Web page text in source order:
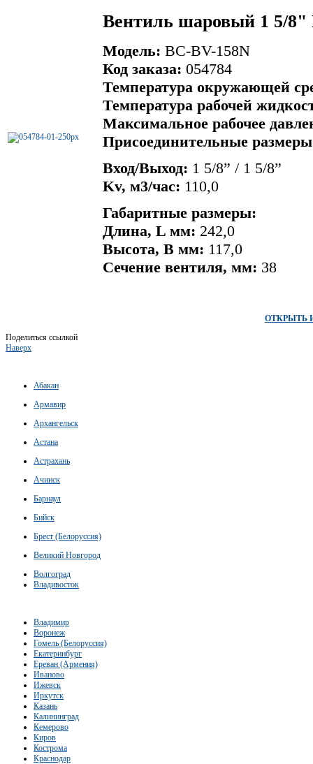
Вентиль шаровый 1 5/8"
Модель: BC-BV-158N
Код заказа: 054784
Температура окружающей
Температура рабочей
Максимальное рабочее
Присоединительные
Вход/Выход: 1 5/8” / 1 5/8”
Kv, м3/час: 110,0
Габаритные размеры:
Длина, L мм: 242,0
Высота, B мм: 117,0
Сечение вентиля, мм: 38
ОТКРЫТЬ
Поделиться ссылкой
Наверх
Абакан
Армавир
Архангельск
Астана
Астрахань
Ачинск
Барнаул
Бийск
Брест (Белоруссия)
Великий Новгород
Волгоград
Владивосток
Владимир
Воронеж
Гомель (Белоруссия)
Екатеринбург
Ереван (Армения)
Иваново
Ижевск
Иркутск
Казань
Калининград
Кемерово
Киров
Кострома
Краснодар